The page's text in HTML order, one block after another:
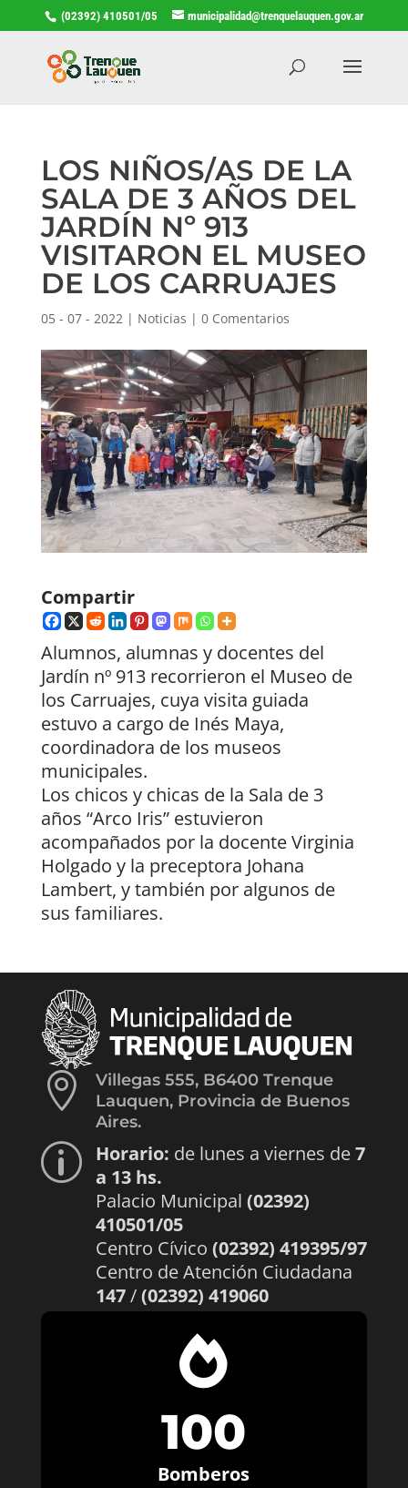
(02392) 410501/05 municipalidad@trenquelauquen.gov.ar
LOS NIÑOS/AS DE LA
SALA DE 3 AÑOS DEL
JARDÍN Nº 913
VISITARON EL MUSEO
DE LOS CARRUAJES
05 - 07 - 2022 | Noticias | 0 Comentarios
Compartir
Alumnos, alumnas y docentes del
Jardín nº 913 recorrieron el Museo de
los Carruajes, cuya visita guiada
estuvo a cargo de Inés Maya,
coordinadora de los museos
municipales.
Los chicos y chicas de la Sala de 3
años “Arco Iris” estuvieron
acompañados por la docente Virginia
Holgado y la preceptora Johana
Lambert, y también por algunos de
sus familiares.

Villegas 555, B6400 Trenque
Lauquen, Provincia de Buenos
Aires.
p Horario: de lunes a viernes de7
a 13 hs.
Palacio Municipal (02392)
410501/05
Centro Cívico (02392) 419395/97
Centro de Atención Ciudadana
147/(02392) 419060

100
Bomberos